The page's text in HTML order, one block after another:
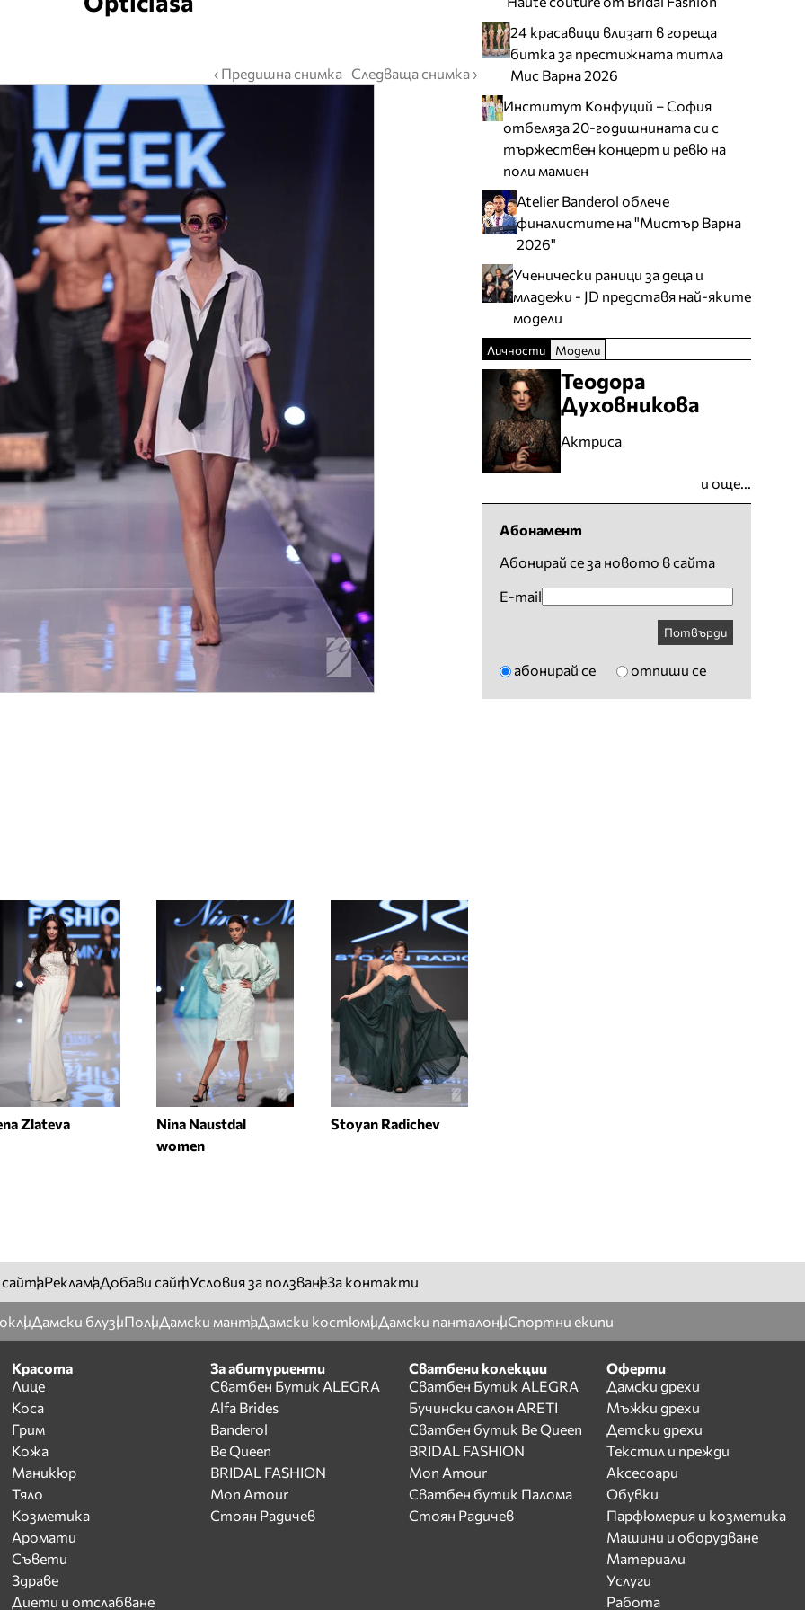
‹ Предишна снимка Следваща снимка ›
Zlateva
Nina Naustdal
women
Stoyan Radichev
24 красавици влизат в гореща
битка за престижната титла
Мис Варна 2026
Институт Конфуций – София
отбеляза 20-годишнината си с
тържествен концерт и ревю на
поли мамиен
Atelier Banderol облече
финалистите на "Мистър Варна
2026"
Ученически раници за деца и
младежи - JD представя най-яките
модели
Личности Модели
Теодора
Духовникова
Актриса
и още...
Абонамент
Абонирай се за новото в сайта
E-mail
Потвърди
абонирай се отпиши се
сайтаРекламаДобави сайтУсловия за ползванеЗа контакти
Дамски блузиПолиДамски мантаДамски костюмиДамски панталониСпортни екипи
Красота
Лице
Коса
Грим
Кожа
Маникюр
Тяло
Козметика
Аромати
Съвети
Здраве
Диети и отслабване
За абитуриенти
Сватбен Бутик ALEGRA
Alfa Brides
Banderol
Be Queen
BRIDAL FASHION
Mon Amour
Стоян Радичев
Сватбени колекции
Сватбен Бутик ALEGRA
Бучински салон ARETI
Сватбен бутик Be Queen
BRIDAL FASHION
Mon Amour
Сватбен бутик Палома
Стоян Радичев
Оферти
Дамски дрехи
Мъжки дрехи
Детски дрехи
Текстил и прежди
Аксесоари
Обувки
Парфюмерия и козметика
Машини и оборудване
Материали
Услуги
Работа